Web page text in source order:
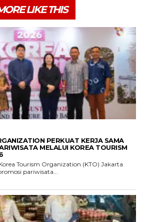
LIKE THIS
PERKUAT KERJA SAMA
MELALUI KOREA TOURISM
Tourism Organization (KTO) Jakarta
pariwisata...